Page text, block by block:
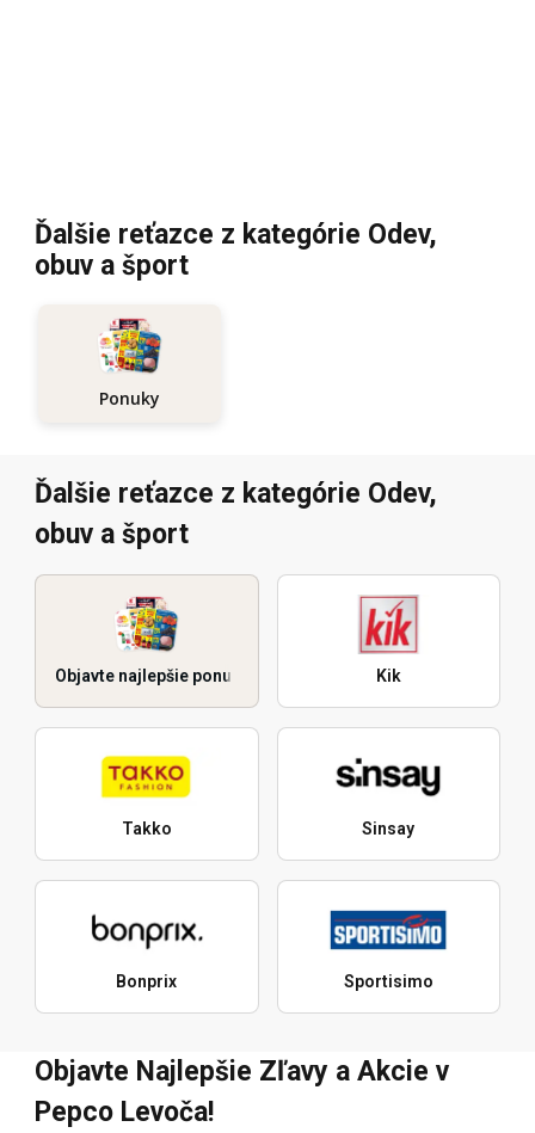
Ďalšie reťazce z kategórie Odev,
obuv a šport
Ponuky
Ďalšie reťazce z kategórie Odev,
obuv a šport
Objavte najlepšie ponuky Kik
Takko Sinsay
Bonprix Sportisimo
Objavte Najlepšie Zľavy a Akcie v
Pepco Levoča!